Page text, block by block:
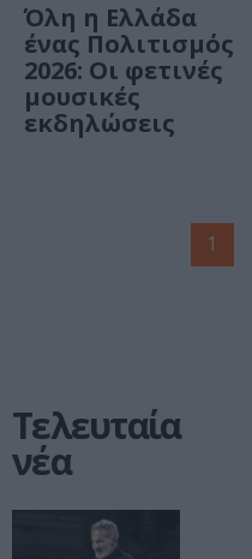
Όλη η Ελλάδα
ένας Πολιτισμός
2026: Οι φετινές
μουσικές
εκδηλώσεις
1
Τελευταία
νέα